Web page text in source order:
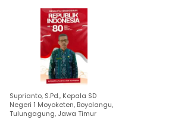
Suprianto, S.Pd., Kepala SD
Negeri 1 Moyoketen, Boyolangu,
Tulungagung, Jawa Timur